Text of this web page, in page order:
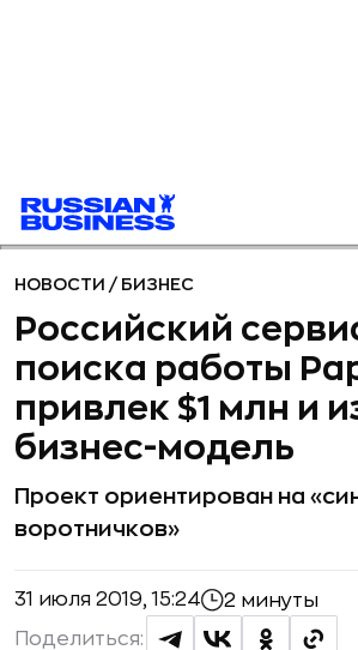
НОВОСТИ / БИЗНЕС
Российский
поиска работы
привлек $1 млн и
бизнес-модель
Проект ориентирован на
воротничков»
31 июля 2019, 15:24 2 минуты
Поделиться: